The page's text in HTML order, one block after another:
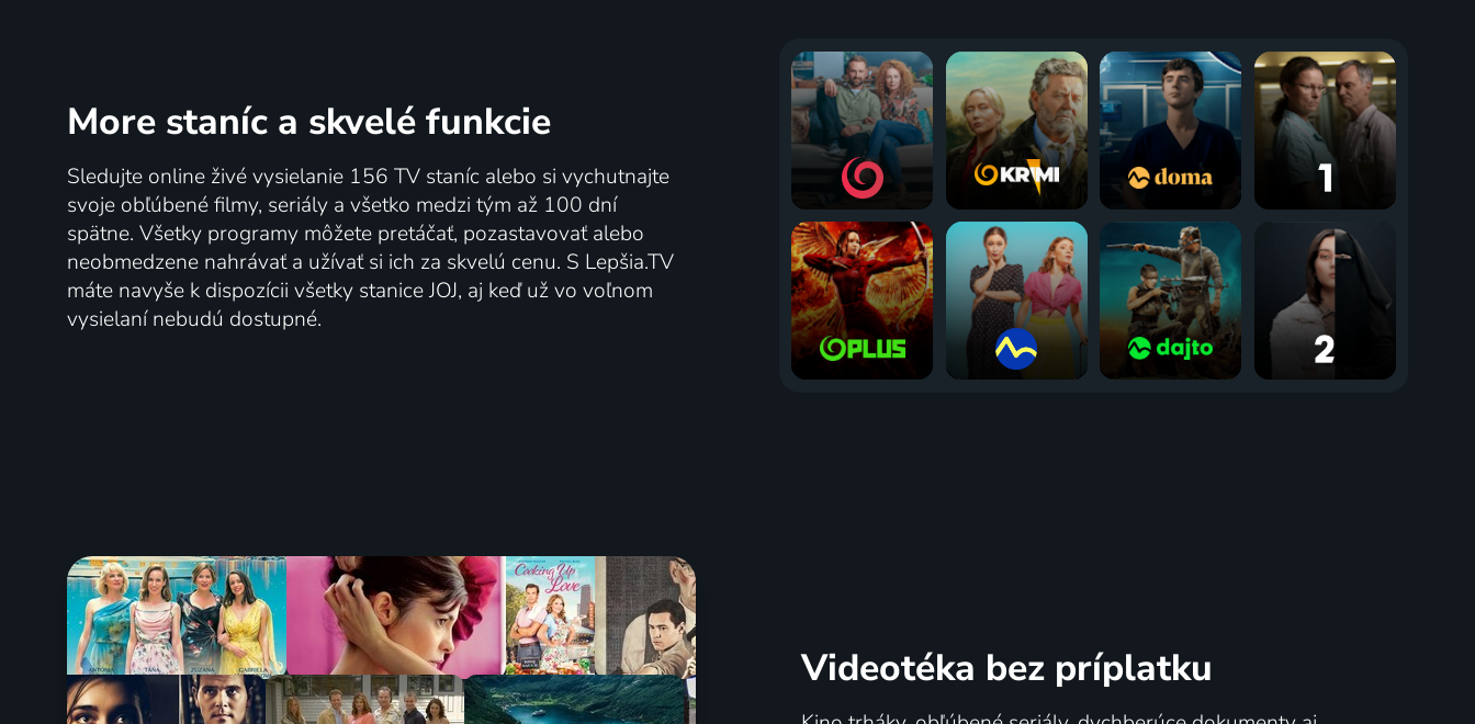
More staníc a skvelé funkcie
Sledujte online živé vysielanie 156 TV staníc alebo si vychutnajte
svoje obľúbené filmy, seriály a všetko medzi tým až 100 dní
spätne. Všetky programy môžete pretáčať, pozastavovať alebo
neobmedzene nahrávať a užívať si ich za skvelú cenu. S Lepšia.TV
máte navyše k dispozícii všetky stanice JOJ, aj keď už vo voľnom
vysielaní nebudú dostupné.
Videotéka bez príplatku